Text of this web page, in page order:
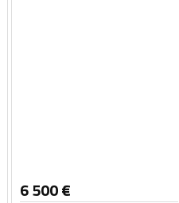
6 500€